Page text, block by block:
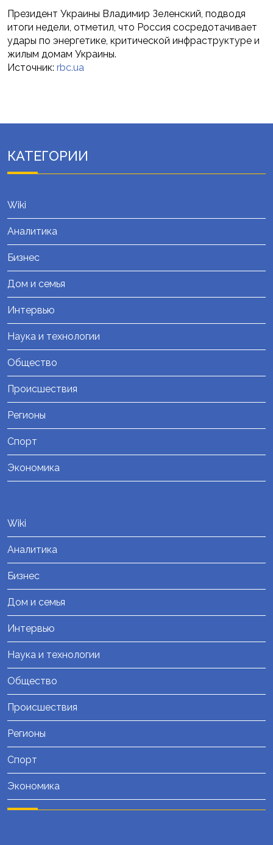
Президент Украины Владимир Зеленский, подводя
итоги недели, отметил, что Россия сосредотачивает
удары по энергетике, критической инфраструктуре и
жилым домам Украины.
Источник: rbc.ua
КАТЕГОРИИ
Wiki
Аналитика
Бизнес
Дом и семья
Интервью
Наука и технологии
Общество
Происшествия
Регионы
Спорт
Экономика
Wiki
Аналитика
Бизнес
Дом и семья
Интервью
Наука и технологии
Общество
Происшествия
Регионы
Спорт
Экономика